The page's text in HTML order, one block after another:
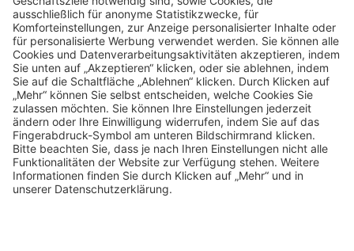
Haben Sie Fragen?
Zirlux-Restaurationen sind wegen ihres klinischen
Indikationsspektrums für unsere Kunden wertvoll – und
wegen ihrer Fähigkeit, sowohl Festigkeit als auch
Ästhetik zu bieten.
ZT, Eigentümer Sirius Ceramics